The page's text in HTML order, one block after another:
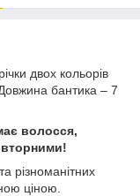
двох кольорів
бантика – 7
волосся,
різноманітних
ціною.